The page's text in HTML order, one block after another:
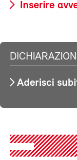
Inserire
Aderisci